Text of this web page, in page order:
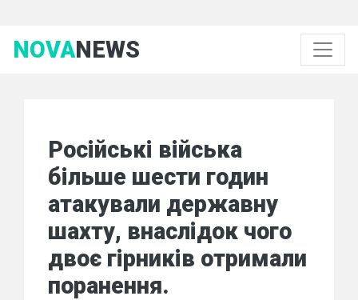
NOVANEWS
Російські війська
більше шести годин
атакували державну
шахту, внаслідок чого
двоє гірників отримали
поранення.